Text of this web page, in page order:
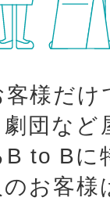
様だ
団な
B to Bに
お客様